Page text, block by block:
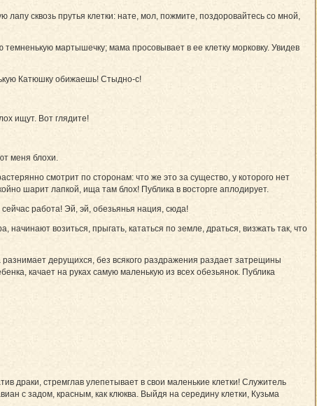
сквозь прутья клетки: нате, мол, пожмите, поздоровайтесь со мной,
мартышечку; мама просовывает в ее клетку морковку. Увидев
Катюшку обижаешь! Стыдно-с!
ищут. Вот глядите!
меня блохи.
смотрит по сторонам: что же это за существо, у которого нет
шарит лапкой, ища там блох! Публика в восторге аплодирует.
работа! Эй, эй, обезьянья нация, сюда!
возиться­, прыгать, кататься по земле, драться, визжать так, что
дерущихся, без всякого раздражения раздает затрещины
качает на руках самую маленькую из всех обезьянок. Публика
драки, стремглав улепетывает в свои маленькие клетки! Служитель
с задом, красным, как клюква. Выйдя­ на середину клетки, Кузьма